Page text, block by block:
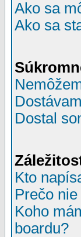
Ako sa
Ako sa
Dostal
Kto
Prečo
Koho
boardu?